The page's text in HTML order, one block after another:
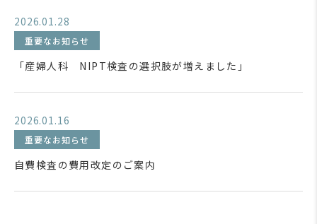
2026.01.28
重要なお知らせ
「産婦人科 NIPT検査の選択肢が増えました」
2026.01.16
重要なお知らせ
自費検査の費用改定のご案内